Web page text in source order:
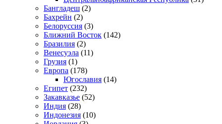
Бангладеш (2)
Бахрейн (2)
Белоруссия (3)
Ближний Восток (142)
Бразилия (2)
Венесуэла (11)
Грузия (1)
Европа (178)
Югославия (14)
Египет (232)
Закавказье (52)
Индия (28)
Индонезия (10)